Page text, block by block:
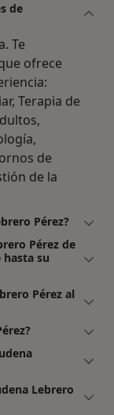
de
Te
ofrece
Terapia de
de
de la
Pérez?
Pérez de
su
Pérez al
Lebrero